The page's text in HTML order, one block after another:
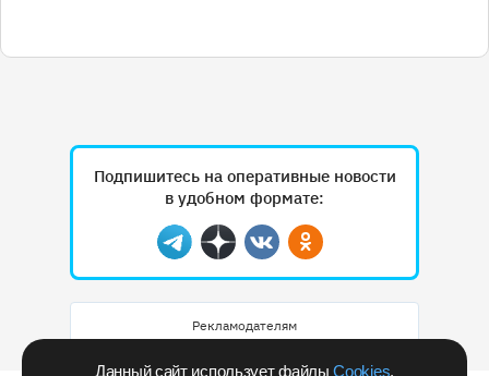
Данный сайт использует файлыCookies.
Подпишитесь на оперативные новости
в удобном формате:
Telegram
ДзенВконтактеОдноклассники
Рекламодателям